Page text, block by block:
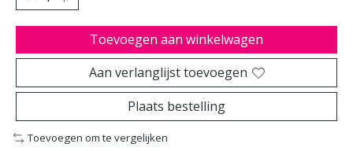
Toevoegen aan winkelwagen
Aan verlanglijst toevoegen
Plaats bestelling
Toevoegen om te vergelijken